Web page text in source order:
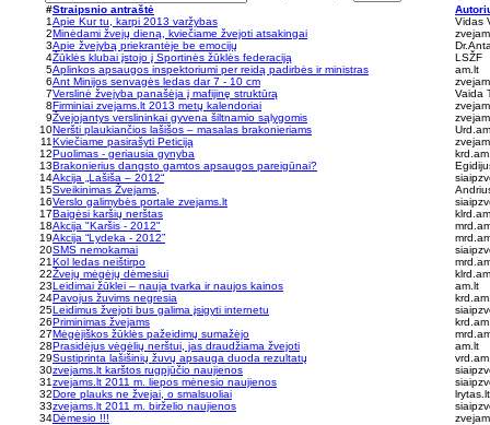
#Straipsnio antraštė
1Apie Kur tu, karpi 2013 varžybas
Vidas
2Minėdami žvejų dieną, kviečiame žvejoti atsakingai
3Apie žvejybą priekrantėje be emocijų
4Žūklės klubai įstojo į Sportinės žūklės federaciją
LSŽF
5Aplinkos apsaugos inspektoriumi per reidą padirbės ir ministras
am.lt
6Ant Minijos senvagės ledas dar 7 - 10 cm
7Verslinė žvejyba panašėja į mafijinę struktūrą
Vaida
8Firminiai zvejams.lt 2013 metų kalendoriai
9Žvejojantys verslininkai gyvena šiltnamio sąlygomis
10Neršti plaukiančios lašišos – masalas brakonieriams
11Kviečiame pasirašyti Peticiją
12Puolimas - geriausia gynyba
13Brakonierius dangsto gamtos apsaugos pareigūnai?
14Akcija „Lašiša – 2012“
15Sveikinimas Žvejams,
16Verslo galimybės portale zvejams.lt
17Baigėsi karšių nerštas
18Akcija "Karšis - 2012"
19Akcija “Lydeka - 2012”
20SMS nemokamai
21Kol ledas neištirpo
22Žvejų mėgėjų dėmesiui
23Leidimai žūklei – nauja tvarka ir naujos kainos
am.lt
24Pavojus žuvims negresia
25Leidimus žvejoti bus galima įsigyti internetu
26Priminimas žvejams
27Mėgėjiškos žūklės pažeidimų sumažėjo
28Prasidėjus vėgėlių nerštui, jas draudžiama žvejoti
am.lt
29Sustiprinta lašišinių žuvų apsauga duoda rezultatų
30zvejams.lt karštos rugpjūčio naujienos
31zvejams.lt 2011 m. liepos mėnesio naujienos
32Dore plauks ne žvejai, o smalsuoliai
lrytas.lt
33zvejams.lt 2011 m. birželio naujienos
34Dėmesio !!!